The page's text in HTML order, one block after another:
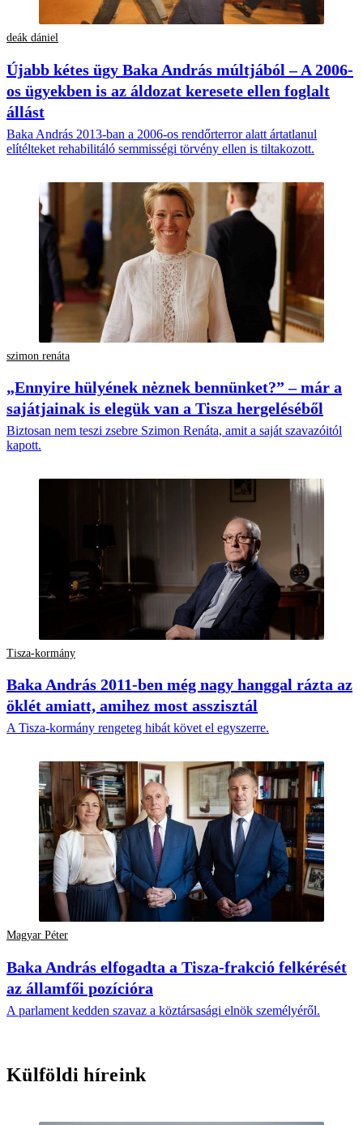
deák dániel
Újabb kétes ügy Baka András múltjából – A 2006-
os ügyekben is az áldozat keresete ellen foglalt
állást
Baka András 2013-ban a 2006-os rendőrterror alatt ártatlanul
elítélteket rehabilitáló semmisségi törvény ellen is tiltakozott.
szimon renáta
„Ennyire hülyének nėznek bennünket?” – már a
sajátjainak is elegük van a Tisza hergeléséből
Biztosan nem teszi zsebre Szimon Renáta, amit a saját szavazóitól
kapott.
Tisza-kormány
Baka András 2011-ben még nagy hanggal rázta az
öklét amiatt, amihez most asszisztál
A Tisza-kormány rengeteg hibát követ el egyszerre.
Magyar Péter
Baka András elfogadta a Tisza-frakció felkérését
az államfői pozícióra
A parlament kedden szavaz a köztársasági elnök személyéről.
Külföldi híreink